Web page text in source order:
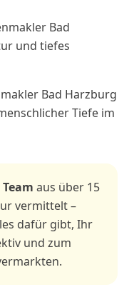
Bad
und tiefes
Bad Harzburg
Tiefe im
aus über 15
vermittelt –
dafür gibt, Ihr
und zum